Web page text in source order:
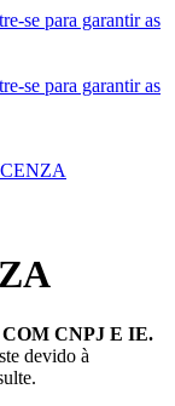
se para garantir as
se para garantir as
CNPJ E IE.
devido à